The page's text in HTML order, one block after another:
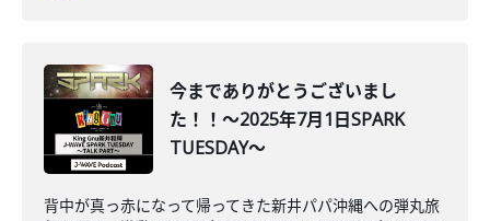
今までありがとうございまし
た！！～2025年7月1日SPARK
TUESDAY～
背中が真っ赤になって帰ってきた新井パパ沖縄への弾丸旅